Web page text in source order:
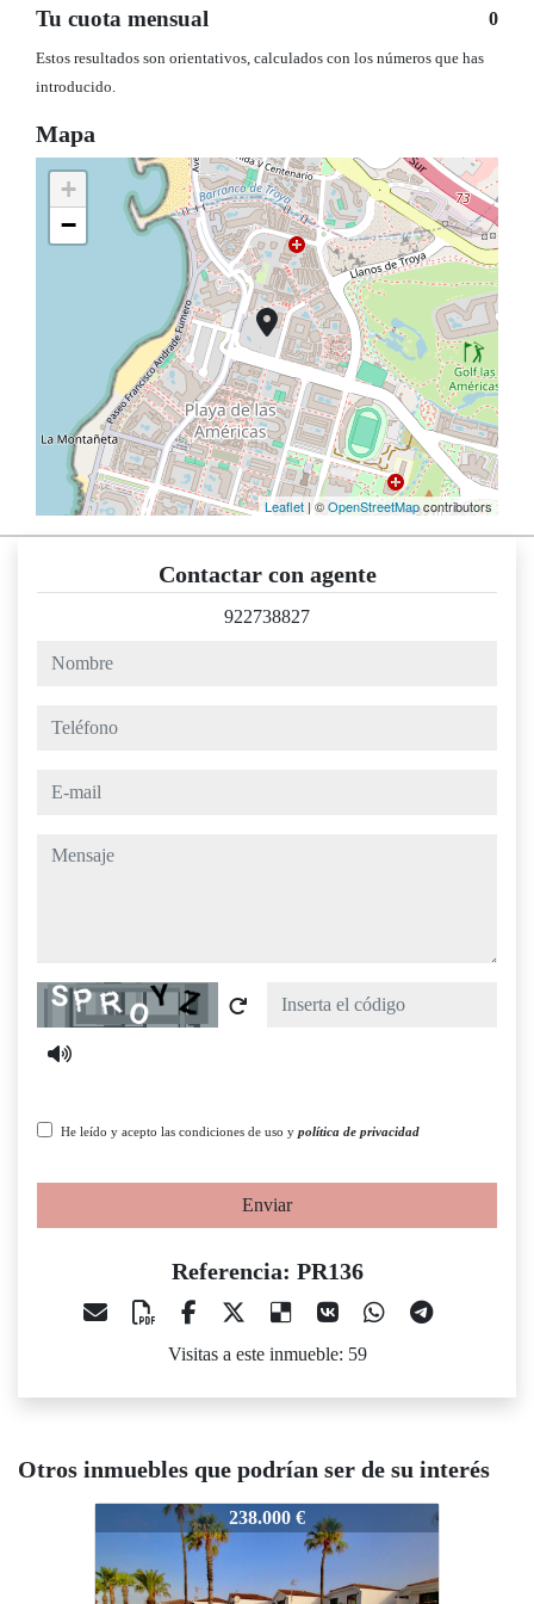
Tu cuota mensual 0
Estos resultados son orientativos, calculados con los números que has
introducido.
Mapa
+
−
Leaflet | ©OpenStreetMapcontributors
Contactar con agente
922738827
nombre
teléfono
e-mail
mensaje
Captcha
He leído y acepto las condiciones de uso y política de privacidad
Enviar
Referencia: PR136
Visitas a este inmueble: 59
Otros inmuebles que podrían ser de su interés
238.000 €
PR136 270.137 €